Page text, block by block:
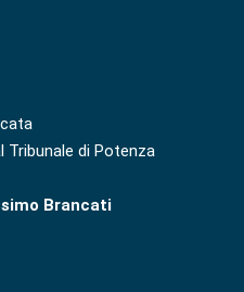
Tribunale di Potenza
Brancati